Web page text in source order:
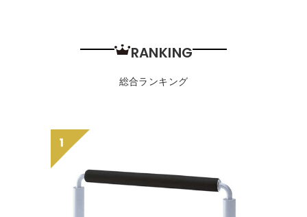
RANKING
総合ランキング